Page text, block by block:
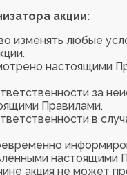
акции:
изменять любые
настоящими
за
Правилами.
в
настоящими
акция не может